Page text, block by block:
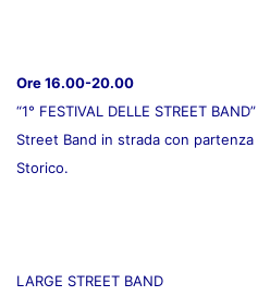
Ore 16.00-20.00
“1° FESTIVAL DELLE STREET BAND”
Street Band in strada con
Storico.
LARGE STREET BAND